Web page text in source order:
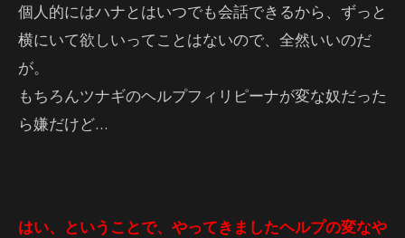
個人的にはハナとはいつでも会話できるから、ずっと
横にいて欲しいってことはないので、全然いいのだ
が。
もちろんツナギのヘルプフィリピーナが変な奴だった
ら嫌だけど…
はい、ということで、やってきましたヘルプの変なや